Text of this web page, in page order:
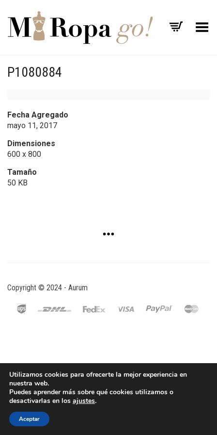
Menú
P1080884
Fecha Agregado
mayo 11, 2017
Dimensiones
600 x 800
Tamaño
50 KB
Copyright © 2024 - Aurum
Utilizamos cookies para ofrecerte la mejor experiencia en
nuestra web.
Puedes aprender más sobre qué cookies utilizamos o
desactivarlas en los ajustes.
Aceptar